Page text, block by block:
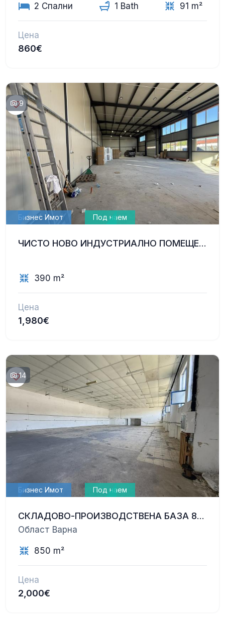
2 Спални 1 Bath 91 m²
Цена
860€
9
Бизнес Имот Под наем
ЧИСТО НОВО ИНДУСТРИАЛНО ПОМЕЩЕНИЕ – 390 КВ.М
390 m²
Цена
1,980€
14
Бизнес Имот Под наем
СКЛАДОВО-ПРОИЗВОДСТВЕНА БАЗА 850 КВ.М. С ПРИЛЕЖАЩ ТЕРЕН
Област Варна
850 m²
Цена
2,000€